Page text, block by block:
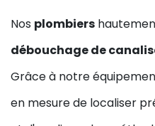
Nos plombiers
débouchage de
Grâce à notre
en mesure de localiser